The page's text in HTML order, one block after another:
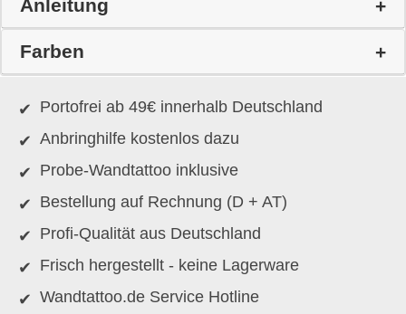
Anleitung
Farben
Portofrei ab 49€ innerhalb Deutschland
Anbringhilfe kostenlos dazu
Probe-Wandtattoo inklusive
Bestellung auf Rechnung (D + AT)
Profi-Qualität aus Deutschland
Frisch hergestellt - keine Lagerware
Wandtattoo.de Service Hotline